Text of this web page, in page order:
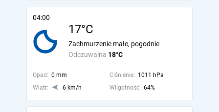
04:00
17°C
Odczuwalna 18°C
Zachmurzenie małe, pogodnie
Opad: 0 mm Ciśnienie: 1011 hPa
Wiatr:
6 km/h Wilgotność: 64%